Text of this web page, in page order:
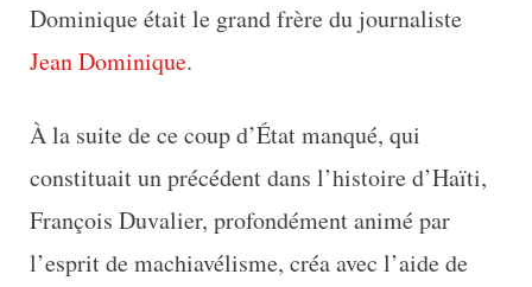
Dominique était le grand frère du journaliste
Jean Dominique.
À la suite de ce coup d’État manqué, qui
constituait un précédent dans l’histoire d’Haïti,
François Duvalier, profondément animé par
l’esprit de machiavélisme, créa avec l’aide de